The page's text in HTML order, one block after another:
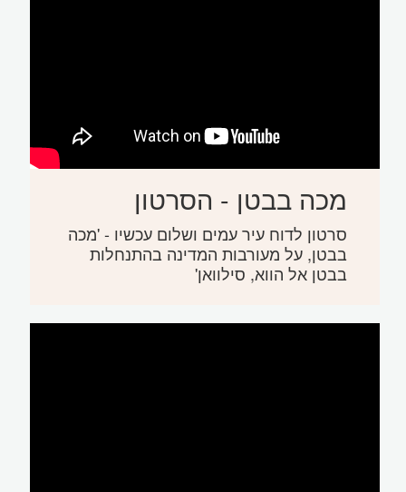
מכה בבטן - הסרטון
סרטון לדוח עיר עמים ושלום עכשיו - 'מכה
בבטן, על מעורבות המדינה בהתנחלות
בבטן אל הווא, סילוואן'